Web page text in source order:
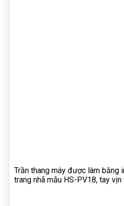
Trần thang máy được làm bằng
trang nhã mẫu HS-PV18, tay